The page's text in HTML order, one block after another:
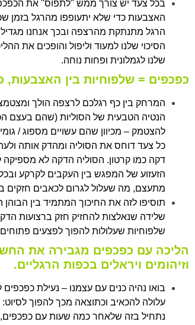
בכל צעד יש צורך ממש "לתפוס" את
האצבעות כדי שלא יתעופפו מהרגל בזמן
הרגל מתנתקת מהרצפה ובכך אנחנו
הסיכוי שלנו למעוד וליפול והופכים את
שלנו לגמלונית ופחות נוחה.
כפכפים = שלפוחיות בין האצבעות,
המרחק בין כף רגלכם לרצפה הולך
הנטיה הטבעית של הסוליות (שהם בעצם
להצטמק – מכיוון שהם עשויים מספוג /
כל צעד דוחס את הסוליה ומהדק אותה
דקה כמו קרטון. הסוליה הדקה לא מספיקה
הזעזוע של המפגש בין העקבים לקרקע
מתעצם, מה שעלול לגרום לכאבים חזקים
תוסיפו לזה את החיכוך המתמיד בין הבוהן
שלידה שנאלצות להחזיק חזק ברצועות
שלפוחיות שעלולות להפוך לפצעים
הליכה עם כפכפים מגבירה את
וזיהומים ויראלים בכפות הרגליים.
בואו נהיה כנים עם עצמנו – נעילת כפכפים
עלולה להכאיב וכתוצאה מכך להפוך לסיוט:
נתחיל בזה שלאחר כמה שעות עם